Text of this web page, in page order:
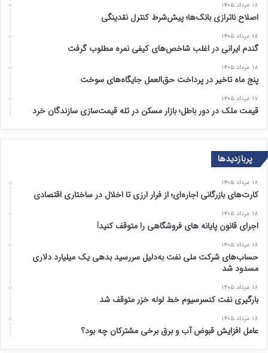
۱۸ مرداد ۱۴۰۵
اصلاح ناترازی بانک‌ها؛ پیش‌شرط کنترل نقدینگی
۱۸ مرداد ۱۴۰۵
گندم ایرانی در اغلب شاخص‌های کیفی نمره مطلوب گرفت
۱۸ مرداد ۱۴۰۵
پنج ماه تاخیر در پرداخت حق‌العمل جایگاه‌های سوخت
۱۷ مرداد ۱۴۰۵
قیمت ملک در دور باطل؛ بازار مسکن در تله قیمت‌سازی سازندگان خرد
پربازدیدها
۱۸ مرداد ۱۴۰۵
کارت‌های بازرگانی اجاره‌ای؛ از فرار ارزی تا اخلال در ساختاری اقتصادی
۱۸ مرداد ۱۴۰۵
اجرای قانون پایانه های فروشگاهی را متوقف کنید!
۱۸ مرداد ۱۴۰۵
حساب‌های شرکت ملی نفت به‌دلیل سررسید بدهی یک میلیارد دلاری
مسدود شد
۱۸ مرداد ۱۴۰۵
بارگیری نفت کنسرسیوم خط لوله خزر متوقف شد
۱۸ مرداد ۱۴۰۵
عامل افزایش قبوض آب و برق برخی مشترکان چه بود؟